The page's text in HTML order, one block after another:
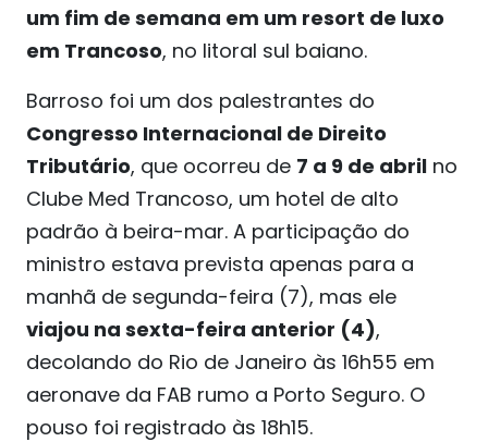
um fim de semana em um resort de luxo
em Trancoso, no litoral sul baiano.
Barroso foi um dos palestrantes do
Congresso Internacional de Direito
Tributário, que ocorreu de 7 a 9 de abril no
Clube Med Trancoso, um hotel de alto
padrão à beira-mar. A participação do
ministro estava prevista apenas para a
manhã de segunda-feira (7), mas ele
viajou na sexta-feira anterior (4),
decolando do Rio de Janeiro às 16h55 em
aeronave da FAB rumo a Porto Seguro. O
pouso foi registrado às 18h15.